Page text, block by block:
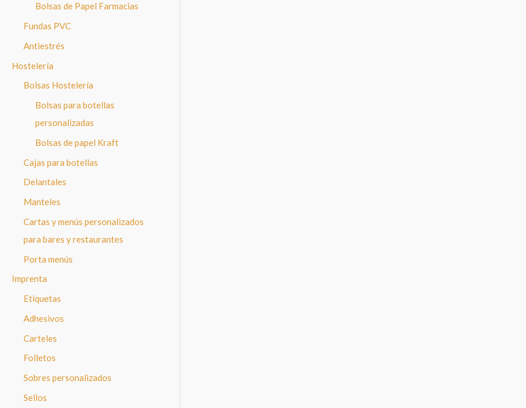
Bolsas de Papel Farmacias
Fundas PVC
Antiestrés
Hostelería
Bolsas Hostelería
Bolsas para botellas
personalizadas
Bolsas de papel Kraft
Cajas para botellas
Delantales
Manteles
Cartas y menús personalizados
para bares y restaurantes
Porta menús
Imprenta
Etiquetas
Adhesivos
Carteles
Folletos
Sobres personalizados
Sellos